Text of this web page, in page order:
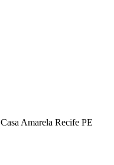
Casa Amarela Recife PE